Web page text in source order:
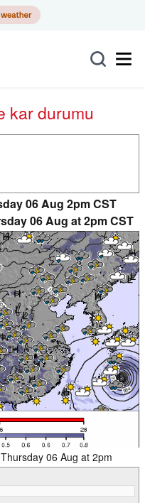
kar durumu
06 Aug 2pm CST
06 Aug at 2pm CST
06 Aug at 2pm